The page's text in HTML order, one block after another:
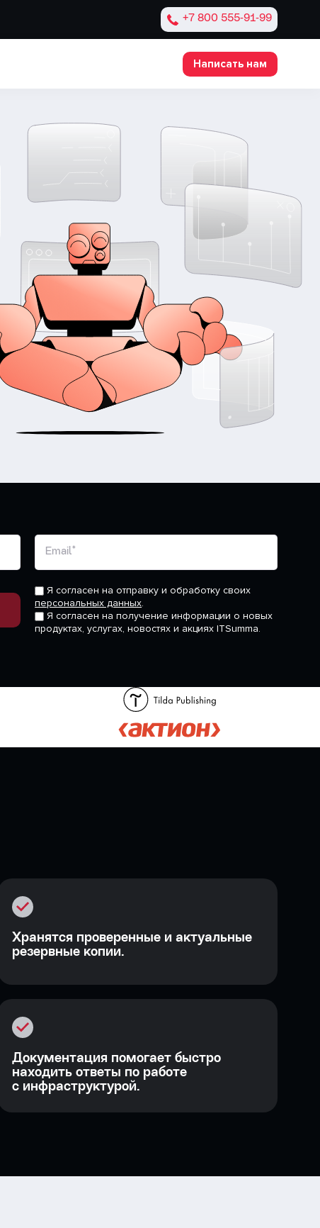
+7 800 555‑91‑99
Написать нам
Email*
Я согласен на отправку и обработку своих
персональных данных.
Я согласен на получение информации о новых
продуктах, услугах, новостях и акциях ITSumma.
Хранятся проверенные и актуальные
резервные копии.
Документация помогает быстро
находить ответы по работе
с инфраструктурой.